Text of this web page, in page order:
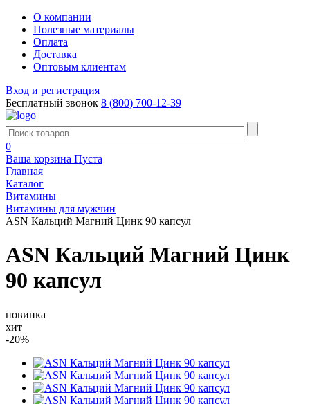
О компании
Полезные материалы
Оплата
Доставка
Оптовым клиентам
Вход и регистрация
Бесплатный звонок 8 (800) 700-12-39
0
Ваша корзина Пуста
Главная
Каталог
Витамины
Витамины для мужчин
ASN Кальций Магний Цинк 90 капсул
ASN Кальций Магний Цинк
90 капсул
новинка
хит
-20%